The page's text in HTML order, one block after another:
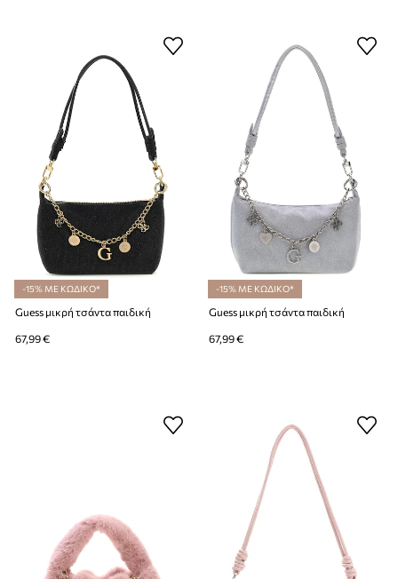
-15% ΜΕ ΚΩΔΙΚΟ*
Guess μικρή τσάντα παιδική
67,99 €
-15% ΜΕ ΚΩΔΙΚΟ*
Guess μικρή τσάντα παιδική
67,99 €